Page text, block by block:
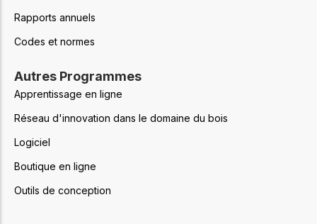
Rapports annuels
Codes et normes
Autres Programmes
Apprentissage en ligne
Réseau d'innovation dans le domaine du bois
Logiciel
Boutique en ligne
Outils de conception